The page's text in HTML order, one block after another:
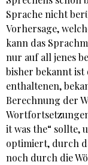
Sprache nicht
Vorhersage,
kann das
nur auf all jenes
bisher bekannt
enthaltenen,
Berechnung der
it was the“ sollte,
optimiert, durch
noch durch die